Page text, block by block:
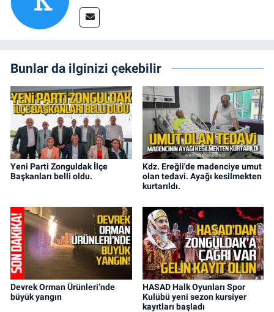
Bunlar da ilginizi çekebilir
Yeni Parti Zonguldak İlçe
Başkanları belli oldu.
Kdz. Ereğli'de madenciye umut
olan tedavi. Ayağı kesilmekten
kurtarıldı.
Devrek Orman Ürünleri’nde
büyük yangın
HASAD Halk Oyunları Spor
Kulübü yeni sezon kursiyer
kayıtları başladı